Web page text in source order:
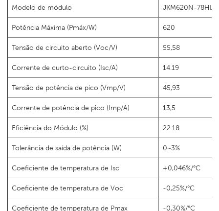
Modelo de módulo JKM620N-
Potência Máxima (Pmáx/W) 620
Tensão de circuito aberto (Voc/V) 55,58
Corrente de curto-circuito (Isc/A) 14.19
Tensão de potência de pico (Vmp/V) 45,93
Corrente de potência de pico (Imp/A) 13,5
Eficiência do Módulo (%) 22.18
Tolerância de saída de potência (W) 0~3%
Coeficiente de temperatura de Isc +0,046%/°C
Coeficiente de temperatura de Voc -0,25%/°C
Coeficiente de temperatura de Pmax -0,30%/°C